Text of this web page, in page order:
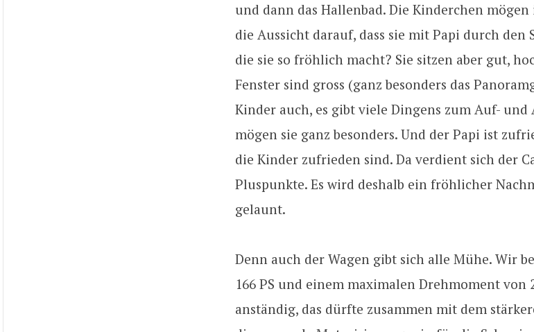
und dann das Hallenbad. Die Kinderchen
die Aussicht darauf, dass sie mit Papi durch
die sie so fröhlich macht? Sie sitzen aber gut,
Fenster sind gross (ganz besonders das
Kinder auch, es gibt viele Dingens zum Auf- und
mögen sie ganz besonders. Und der Papi ist
die Kinder zufrieden sind. Da verdient sich der
Pluspunkte. Es wird deshalb ein fröhlicher
gelaunt.
Denn auch der Wagen gibt sich alle Mühe. Wir
166 PS und einem maximalen Drehmoment von
anständig, das dürfte zusammen mit dem